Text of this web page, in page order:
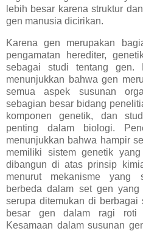
lebih besar karena struktur
gen manusia dicirikan.
Karena gen merupakan
pengamatan herediter,
sebagai studi tentang gen.
menunjukkan bahwa gen
semua aspek susunan
sebagian besar bidang
komponen genetik, dan
penting dalam biologi.
menunjukkan bahwa hampir
memiliki sistem genetik
dibangun di atas prinsip
menurut mekanisme yang
berbeda dalam set gen
serupa ditemukan di berbagai
besar gen dalam ragi roti
Kesamaan dalam susunan